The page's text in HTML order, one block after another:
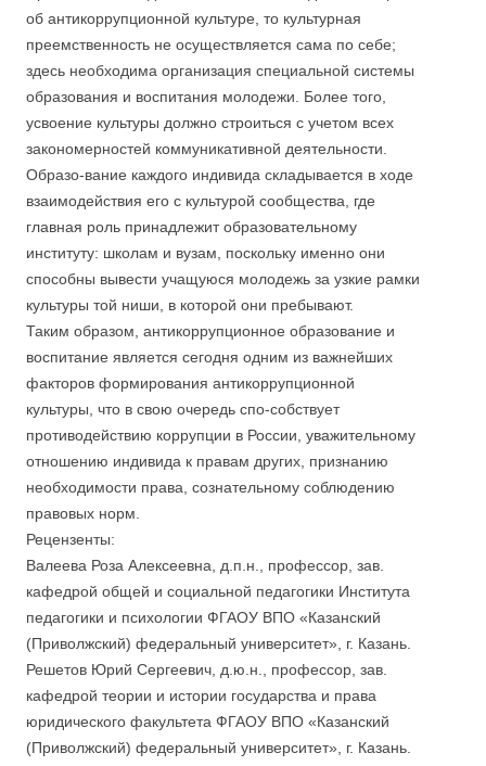
об антикоррупционной культуре, то культурная
преемственность не осуществляется сама по себе;
здесь необходима организация специальной системы
образования и воспитания молодежи. Более того,
усвоение культуры должно строиться с учетом всех
закономерностей коммуникативной деятельности.
Образо-вание каждого индивида складывается в ходе
взаимодействия его с культурой сообщества, где
главная роль принадлежит образовательному
институту: школам и вузам, поскольку именно они
способны вывести учащуюся молодежь за узкие рамки
культуры той ниши, в которой они пребывают.
Таким образом, антикоррупционное образование и
воспитание является сегодня одним из важнейших
факторов формирования антикоррупционной
культуры, что в свою очередь спо-собствует
противодействию коррупции в России, уважительному
отношению индивида к правам других, признанию
необходимости права, сознательному соблюдению
правовых норм.
Рецензенты:
Валеева Роза Алексеевна, д.п.н., профессор, зав.
кафедрой общей и социальной педагогики Института
педагогики и психологии ФГАОУ ВПО «Казанский
(Приволжский) федеральный университет», г. Казань.
Решетов Юрий Сергеевич, д.ю.н., профессор, зав.
кафедрой теории и истории государства и права
юридического факультета ФГАОУ ВПО «Казанский
(Приволжский) федеральный университет», г. Казань.